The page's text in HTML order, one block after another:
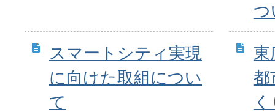
つ
スマートシティ実現
に向けた取組につい
て
東
都